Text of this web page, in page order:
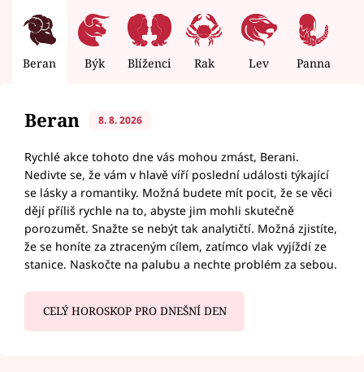
Beran Býk Blíženci Rak Lev Panna
Beran 8. 8. 2026
Rychlé akce tohoto dne vás mohou zmást, Berani.
Nedivte se, že vám v hlavě víří poslední události týkající
se lásky a romantiky. Možná budete mít pocit, že se věci
dějí příliš rychle na to, abyste jim mohli skutečně
porozumět. Snažte se nebýt tak analytičtí. Možná zjistíte,
že se honíte za ztraceným cílem, zatímco vlak vyjíždí ze
stanice. Naskočte na palubu a nechte problém za sebou.
CELÝ HOROSKOP PRO DNEŠNÍ DEN